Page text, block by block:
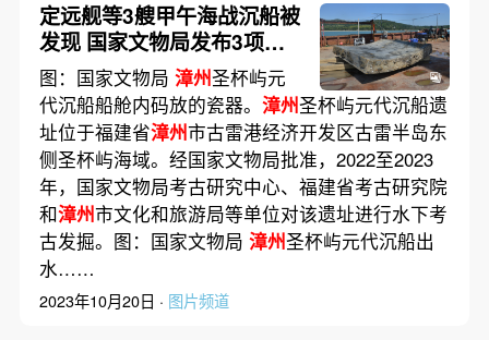
定远舰等3艘甲午海战沉船被
发现 国家文物局发布3项海
上考古重大成果
图：国家文物局 漳州圣杯屿元
代沉船船舱内码放的瓷器。 漳州圣杯屿元代沉船遗
址位于福建省漳州市古雷港经济开发区古雷半岛东
侧圣杯屿海域。经国家文物局批准，2022至2023
年，国家文物局考古研究中心、福建省考古研究院
和漳州市文化和旅游局等单位对该遗址进行水下考
古发掘。图：国家文物局 漳州圣杯屿元代沉船出
水……
2023年10月20日 · 图片频道